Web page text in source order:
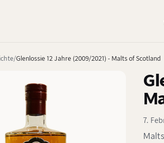
Glenlossie 12 Jahre (2009/2021) - Malts of Scotland
7.